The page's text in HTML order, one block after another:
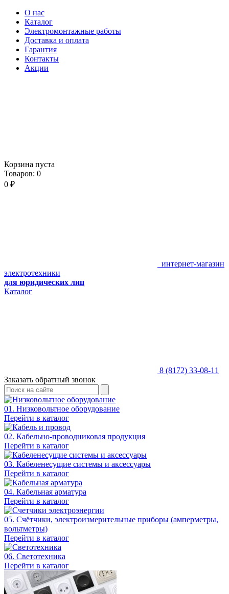
О нас
Каталог
Электромонтажные работы
Доставка и оплата
Гарантия
Контакты
Акции
Корзина пуста
Товаров: 0
0 ₽
интернет-магазин
электротехники
для юридических лиц
Каталог
8 (8172) 33-08-11
Заказать обратный звонок
01. Низковольтное оборудование
Перейти в каталог
02. Кабельно-проводниковая продукция
Перейти в каталог
03. Кабеленесущие системы и аксессуары
Перейти в каталог
04. Кабельная арматура
Перейти в каталог
05. Счётчики, электроизмерительные приборы (амперметры,
вольтметры)
Перейти в каталог
06. Светотехника
Перейти в каталог